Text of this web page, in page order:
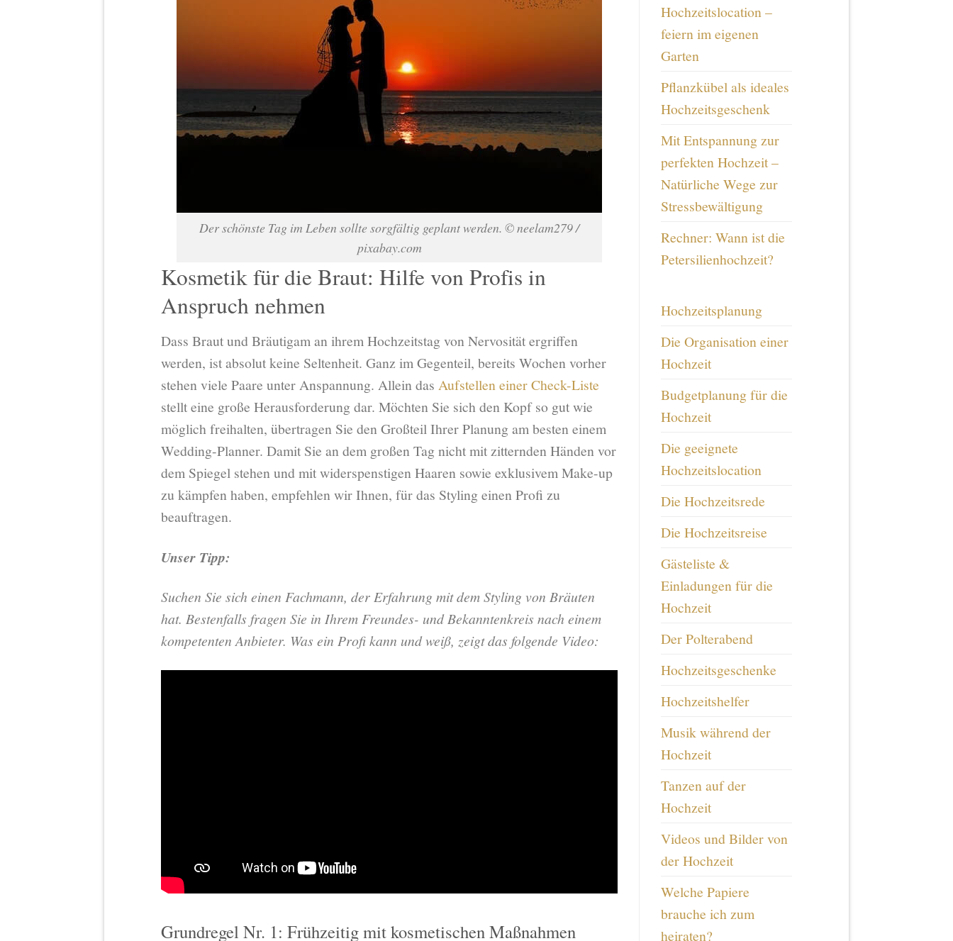
Der schönste Tag im Leben sollte sorgfältig geplant werden. © neelam279 /
pixabay.com
Kosmetik für die Braut: Hilfe von Profis in
Anspruch nehmen
Dass Braut und Bräutigam an ihrem Hochzeitstag von Nervosität ergriffen
werden, ist absolut keine Seltenheit. Ganz im Gegenteil, bereits Wochen vorher
stehen viele Paare unter Anspannung. Allein das Aufstellen einer Check-Liste
stellt eine große Herausforderung dar. Möchten Sie sich den Kopf so gut wie
möglich freihalten, übertragen Sie den Großteil Ihrer Planung am besten einem
Wedding-Planner. Damit Sie an dem großen Tag nicht mit zitternden Händen vor
dem Spiegel stehen und mit widerspenstigen Haaren sowie exklusivem Make-up
zu kämpfen haben, empfehlen wir Ihnen, für das Styling einen Profi zu
beauftragen.
Unser Tipp:
Suchen Sie sich einen Fachmann, der Erfahrung mit dem Styling von Bräuten
hat. Bestenfalls fragen Sie in Ihrem Freundes- und Bekanntenkreis nach einem
kompetenten Anbieter. Was ein Profi kann und weiß, zeigt das folgende Video:
Grundregel Nr. 1: Frühzeitig mit kosmetischen Maßnahmen
Hochzeitslocation –
feiern im eigenen
Garten
Pflanzkübel als ideales
Hochzeitsgeschenk
Mit Entspannung zur
perfekten Hochzeit –
Natürliche Wege zur
Stressbewältigung
Rechner: Wann ist die
Petersilienhochzeit?
Hochzeitsplanung
Die Organisation einer
Hochzeit
Budgetplanung für die
Hochzeit
Die geeignete
Hochzeitslocation
Die Hochzeitsrede
Die Hochzeitsreise
Gästeliste &
Einladungen für die
Hochzeit
Der Polterabend
Hochzeitsgeschenke
Hochzeitshelfer
Musik während der
Hochzeit
Tanzen auf der
Hochzeit
Videos und Bilder von
der Hochzeit
Welche Papiere
brauche ich zum
heiraten?